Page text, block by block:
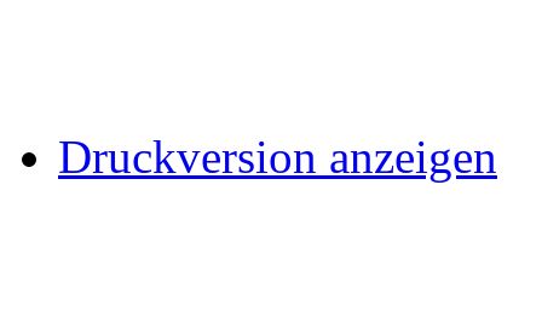
Druckversion anzeigen